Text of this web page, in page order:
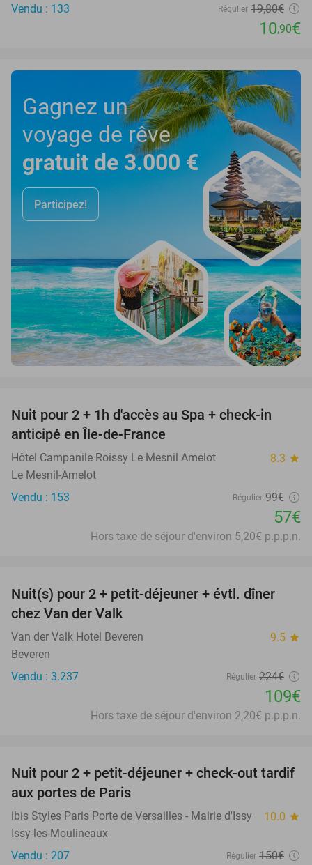
Vendu : 133
Régulier 19,80€
10,90€
Gagnez un
voyage de rêve
gratuit de 3.000 €
Participez!
42%
Nuit pour 2 + 1h d'accès au Spa + check-in
anticipé en Île-de-France
Hôtel Campanile Roissy Le Mesnil Amelot 8.3 star
Le Mesnil-Amelot
Vendu : 153
Régulier 99€
57€
Hors taxe de séjour d'environ 5,20€ p.p.p.n.
51%
Nuit(s) pour 2 + petit-déjeuner + évtl. dîner
chez Van der Valk
Van der Valk Hotel Beveren 9.5 star
Beveren
Vendu : 3.237
Régulier 224€
109€
Hors taxe de séjour d'environ 2,20€ p.p.p.n.
43%
Nuit pour 2 + petit-déjeuner + check-out tardif
aux portes de Paris
ibis Styles Paris Porte de Versailles - Mairie d'Issy 10.0 star
Issy-les-Moulineaux
Vendu : 207
Régulier 150€